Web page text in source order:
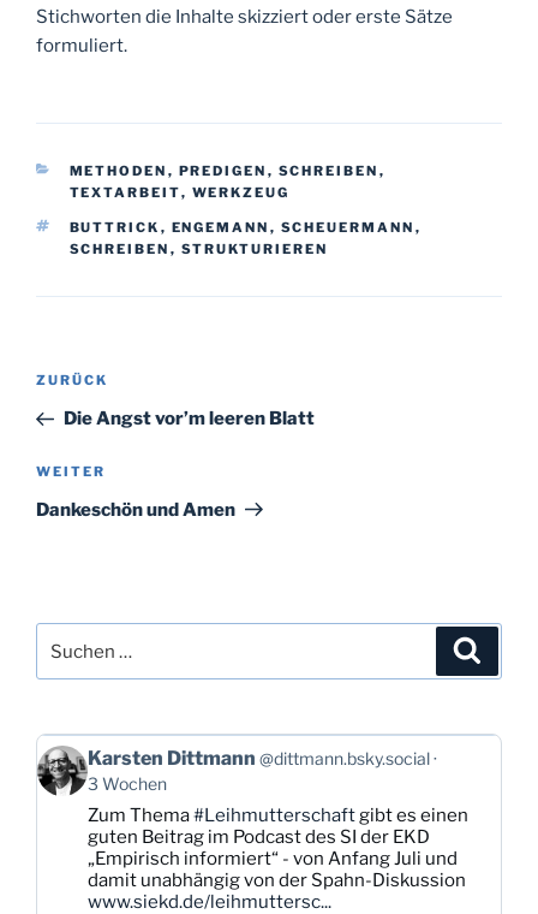
Stichworten die Inhalte skizziert oder erste Sätze
formuliert.
KATEGORIEN
METHODEN , PREDIGEN , SCHREIBEN ,
TEXTARBEIT, WERKZEUG
SCHLAGWÖRTER
BUTTRICK , ENGEMANN , SCHEUERMANN ,
SCHREIBEN , STRUKTURIEREN
Beitragsnavigation
Vorheriger
Beitrag
ZURÜCK
Die Angst vor’m leeren Blatt
Nächster
Beitrag
WEITER
Dankeschön und Amen
nach:
Beitrag
von
Karsten
Dittmann
Bluesky
ansehen
Karsten Dittmann @dittmann.bsky.social
3 Wochen
Zum Thema#Leihmutterschaftgibt es einen
guten Beitrag im Podcast des SI der EKD
„Empirisch informiert“ - von Anfang Juli und
damit unabhängig von der Spahn-Diskussion
www.siekd.de/leihmuttersc...